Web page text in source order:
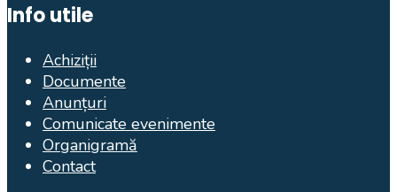
Info utile
Achiziții
Documente
Anunțuri
Comunicate evenimente
Organigramă
Contact